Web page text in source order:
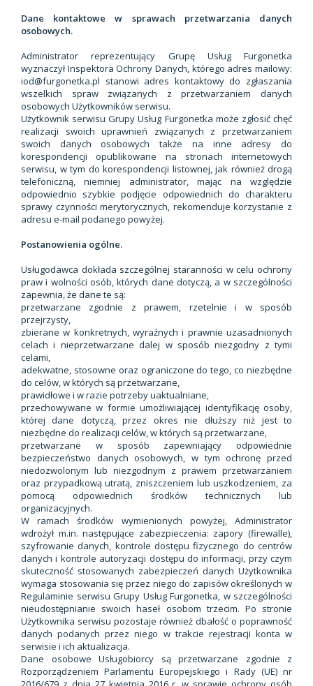
Dane kontaktowe w sprawach przetwarzania danych
osobowych.
Administrator reprezentujący Grupę Usług Furgonetka
wyznaczył Inspektora Ochrony Danych, którego adres mailowy:
iod@furgonetka.pl stanowi adres kontaktowy do zgłaszania
wszelkich spraw związanych z przetwarzaniem danych
osobowych Użytkowników serwisu.
Użytkownik serwisu Grupy Usług Furgonetka może zgłosić chęć
realizacji swoich uprawnień związanych z przetwarzaniem
swoich danych osobowych także na inne adresy do
korespondencji opublikowane na stronach internetowych
serwisu, w tym do korespondencji listownej, jak również drogą
telefoniczną, niemniej administrator, mając na względzie
odpowiednio szybkie podjęcie odpowiednich do charakteru
sprawy czynności merytorycznych, rekomenduje korzystanie z
adresu e-mail podanego powyżej.
Postanowienia ogólne.
Usługodawca dokłada szczególnej staranności w celu ochrony
praw i wolności osób, których dane dotyczą, a w szczególności
zapewnia, że dane te są:
przetwarzane zgodnie z prawem, rzetelnie i w sposób
przejrzysty,
zbierane w konkretnych, wyraźnych i prawnie uzasadnionych
celach i nieprzetwarzane dalej w sposób niezgodny z tymi
celami,
adekwatne, stosowne oraz ograniczone do tego, co niezbędne
do celów, w których są przetwarzane,
prawidłowe i w razie potrzeby uaktualniane,
przechowywane w formie umożliwiającej identyfikację osoby,
której dane dotyczą, przez okres nie dłuższy niż jest to
niezbędne do realizacji celów, w których są przetwarzane,
przetwarzane w sposób zapewniający odpowiednie
bezpieczeństwo danych osobowych, w tym ochronę przed
niedozwolonym lub niezgodnym z prawem przetwarzaniem
oraz przypadkową utratą, zniszczeniem lub uszkodzeniem, za
pomocą odpowiednich środków technicznych lub
organizacyjnych.
W ramach środków wymienionych powyżej, Administrator
wdrożył m.in. następujące zabezpieczenia: zapory (firewalle),
szyfrowanie danych, kontrole dostępu fizycznego do centrów
danych i kontrole autoryzacji dostępu do informacji, przy czym
skuteczność stosowanych zabezpieczeń danych Użytkownika
wymaga stosowania się przez niego do zapisów określonych w
Regulaminie serwisu Grupy Usług Furgonetka, w szczególności
nieudostępnianie swoich haseł osobom trzecim. Po stronie
Użytkownika serwisu pozostaje również dbałość o poprawność
danych podanych przez niego w trakcie rejestracji konta w
serwisie i ich aktualizacja.
Dane osobowe Usługobiorcy są przetwarzane zgodnie z
Rozporządzeniem Parlamentu Europejskiego i Rady (UE) nr